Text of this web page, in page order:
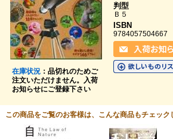
在庫状況：品切れのためご
注文いただけません。入荷
お知らせにご登録下さい
判型
Ｂ５
ISBN
9784057504667
この商品をご覧のお客様は、こんな商品もチェック